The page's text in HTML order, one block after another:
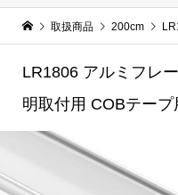
取扱商品 200cm
LR1806 アルミフレ
明取付用 COBテープ